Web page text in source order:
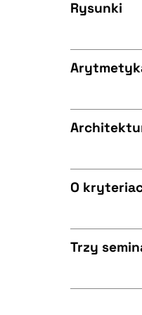
Rysunki
O
Trzy